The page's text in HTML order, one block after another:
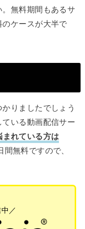
。無料期間もあるサ
ケースが大半で
りましたでしょう
いる動画配信サー
まれている方は
間無料ですので、
／